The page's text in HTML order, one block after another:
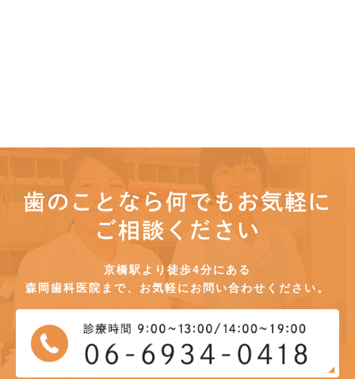
歯のことなら何でもお気軽に
ご相談ください
京橋駅より徒歩4分にある
森岡歯科医院まで、お気軽にお問い合わせください。